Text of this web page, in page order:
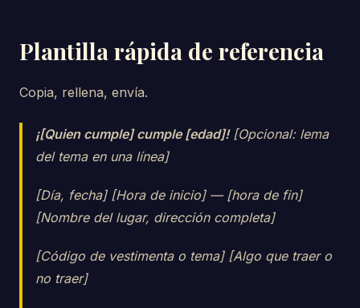
Plantilla rápida de referencia
Copia, rellena, envía.
¡[Quien cumple] cumple [edad]![Opcional: lema
del tema en una línea]
[Día, fecha] [Hora de inicio] — [hora de fin]
[Nombre del lugar, dirección completa]
[Código de vestimenta o tema] [Algo que traer o
no traer]